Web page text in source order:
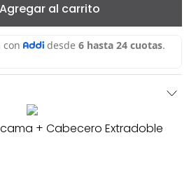
Agregar al carrito
+ Cabecero Extradoble